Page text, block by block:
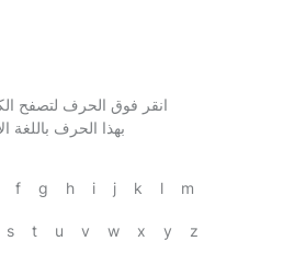
انقر فوق الحرف لتصفح
بهذا الحرف باللغة
f g h i j k l m
s t u v w x y z